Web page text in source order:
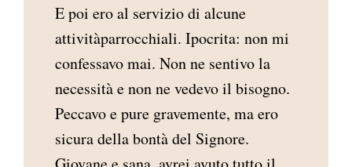
E poi ero al servizio di alcune
attivitàparrocchiali. Ipocrita: non mi
confessavo mai. Non ne sentivo la
necessità e non ne vedevo il bisogno.
Peccavo e pure gravemente, ma ero
sicura della bontà del Signore.